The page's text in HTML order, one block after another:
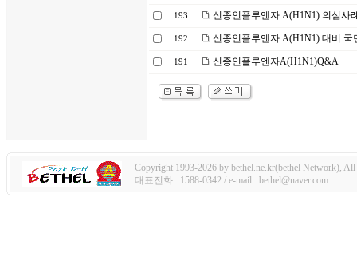
193 신종인플루엔자 A(H1N1) 의심사
192 신종인플루엔자 A(H1N1) 대비 국
191 신종인플루엔자A(H1N1)Q&A
Copyright 1993-2026 by bethel.ne.kr(bethel Network), All
대표전화 : 1588-0342 / e-mail : bethel@naver.com